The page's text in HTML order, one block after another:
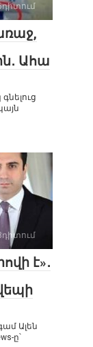
Ահա
է»․
Ալեն
ը՝